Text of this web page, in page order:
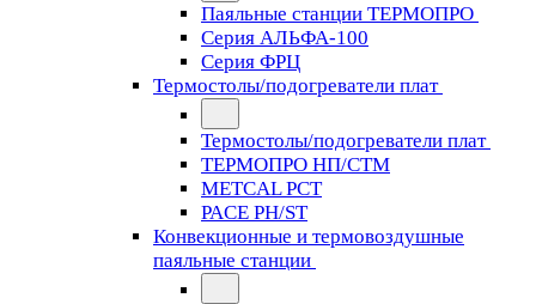
Паяльные станции ТЕРМОПРО
Серия АЛЬФА-100
Серия ФРЦ
Термостолы/подогреватели плат
Термостолы/подогреватели плат
ТЕРМОПРО НП/СТМ
METCAL PCT
PACE PH/ST
Конвекционные и термовоздушные
паяльные станции